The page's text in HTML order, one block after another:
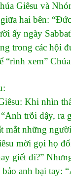
và Nhóm
hai bên:
ấy ngày
trong các hội
xem”
Khi nhìn
trỗi dậy, ra
mắt những
mời gọi họ
giết đi?”
anh bại tay: